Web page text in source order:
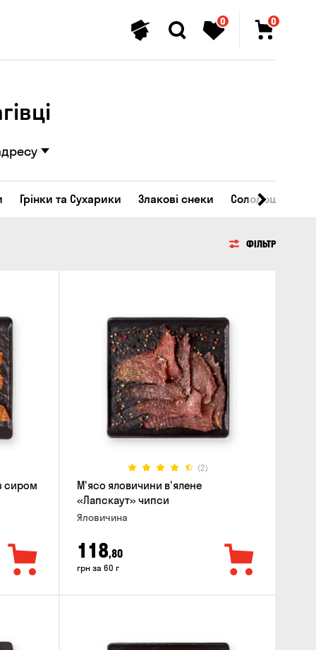
0 0
Грінки та Сухарики Злакові снеки Солодощі
ФІЛЬТР
сиром
(2)
М'ясо яловичини в'ялене
«Лапскаут» чипси
Яловичина
118,80
грн за 60 г